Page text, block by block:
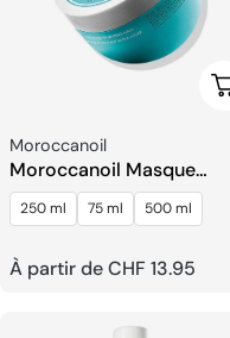
Fournisseur:
Moroccanoil
Moroccanoil Masque
Hydratant Ultra-Léger
250 ml 75 ml 500 ml
Prix
À partir de CHF 13.95